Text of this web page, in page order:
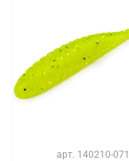
арт. 140210-071